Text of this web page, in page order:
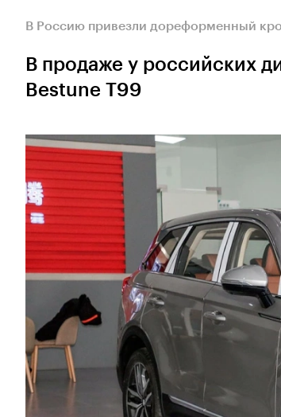
В Россию привезли дореформенный
В продаже у российских
Bestune T99